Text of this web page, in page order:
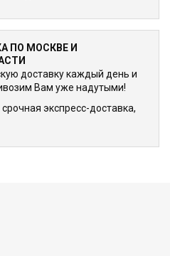
ПО МОСКВЕ И
доставку каждый день и
Вам уже надутыми!
экспресс-доставка,